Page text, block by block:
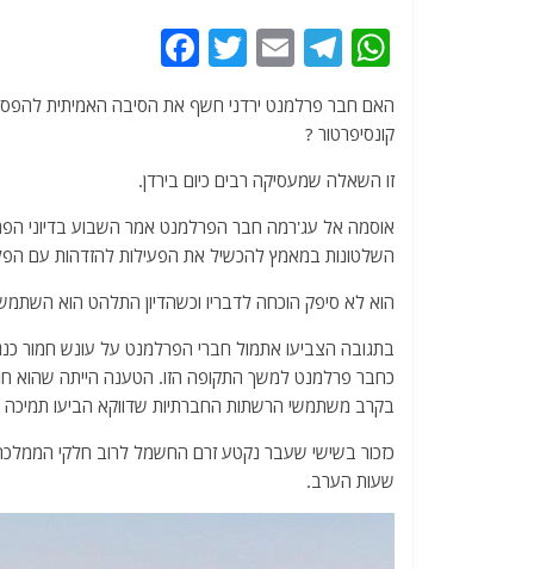
W
at
s
A
p
p
T
el
e
g
ra
m
E
ai
l
T
itt
er
c
e
b
o
o
k
האם חבר פרלמנט ירדני חשף את הסיבה האמיתית
קונסיפרטור ?
זו השאלה שמעסיקה רבים כיום בירדן.
אוסמה אל עג'רמה חבר הפרלמנט אמר השבוע בדיוני
השלטונות במאמץ להכשיל את הפעילות להזדהות עם
הוא לא סיפק הוכחה לדבריו וכשהדיון התלהט הוא
בתגובה הצביעו אתמול חברי הפרלמנט על עונש חמור
כחבר פרלמנט למשך התקופה הזו. הטענה הייתה שהוא חרג
בקרב משתמשי הרשתות החברתיות שדווקא הביעו תמיכה
כזכור בשישי שעבר נקטע זרם החשמל לרוב חלקי
שעות הערב.